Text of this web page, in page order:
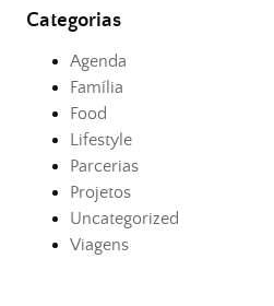
Categorias
Agenda
Família
Food
Lifestyle
Parcerias
Projetos
Uncategorized
Viagens